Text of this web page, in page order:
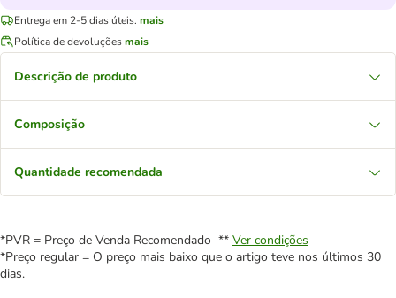
Entrega em 2-5 dias úteis. mais
Política de devoluçõesmais
Descrição de produto
Composição
Quantidade recomendada
*PVR = Preço de Venda Recomendado ** Ver condições
*Preço regular = O preço mais baixo que o artigo teve nos últimos 30
dias.